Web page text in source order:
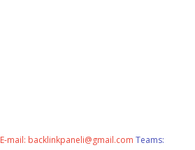
E-mail: backlinkpaneli@gmail.com Teams: